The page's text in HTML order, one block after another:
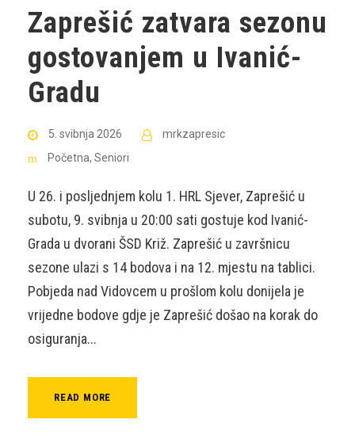
Zaprešić zatvara sezonu
gostovanjem u Ivanić-
Gradu
5. svibnja 2026
mrkzapresic
Početna, Seniori
U 26. i posljednjem kolu 1. HRL Sjever, Zaprešić u
subotu, 9. svibnja u 20:00 sati gostuje kod Ivanić-
Grada u dvorani ŠSD Križ. Zaprešić u završnicu
sezone ulazi s 14 bodova i na 12. mjestu na tablici.
Pobjeda nad Vidovcem u prošlom kolu donijela je
vrijedne bodove gdje je Zaprešić došao na korak do
osiguranja...
READ MORE